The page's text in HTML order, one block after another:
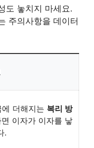
도 놓치지 마세요.
주의사항을 데이터
더해지는 복리 방
이자가 이자를 낳
.